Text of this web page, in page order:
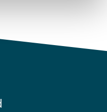
del sitio web con
publicidad y análisis